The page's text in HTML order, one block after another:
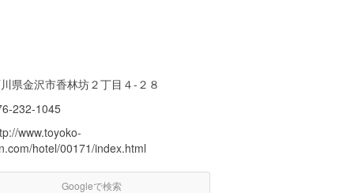
県金沢市香林坊２丁目４-２８
232-1045
www.toyoko-
hotel/00171/index.html
Googleで検索